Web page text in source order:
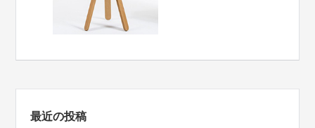
最近の投稿